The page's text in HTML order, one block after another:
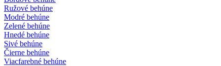
Ružové behúne
Modré behúne
Zelené behúne
Hnedé behúne
Sivé behúne
Čierne behúne
Viacfarebné behúne